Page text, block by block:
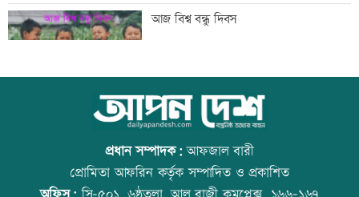
গুরুত্বপূর্ণ ব্যক্তিদের নিয়ে অপপ্রচারের বিরুদ্ধে
সতর্ক করল পুলিশ
নিরাপত্তা পেলে দেশে ফিরতে চান সাকিব
আজ বিশ্ব বন্ধু দিবস
কোরআন-হাদিসে নামাজ না পড়ার শাস্তি
প্রধান সম্পাদক:আফজাল বারী
প্রোমিতা আফরিন কর্তৃক সম্পাদিত ও প্রকাশিত